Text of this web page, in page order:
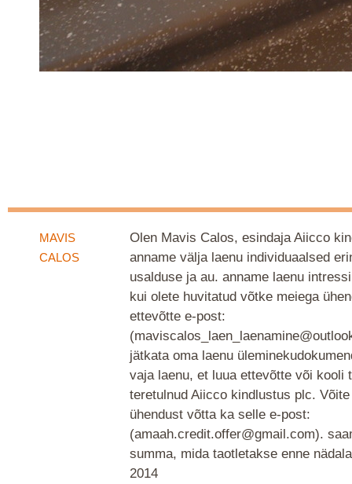
MAVIS
CALOS
Olen Mavis Calos, esindaja Aiicco
anname välja laenu individuaalsed
usalduse ja au. anname laenu
kui olete huvitatud võtke meiega
ettevõtte e-post:
jätkata oma laenu
vaja laenu, et luua ettevõtte või kooli
teretulnud Aiicco kindlustus plc.
ühendust võtta ka selle e-post:
(amaah.credit.offer@gmail.com).
summa, mida taotletakse enne
2014